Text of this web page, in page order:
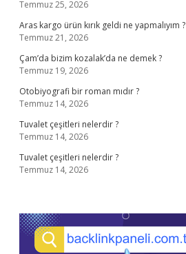
Temmuz 25, 2026
Aras kargo ürün kırık geldi ne yapmalıyım ?
Temmuz 21, 2026
Çam’da bizim kozalak’da ne demek ?
Temmuz 19, 2026
Otobiyografi bir roman mıdır ?
Temmuz 14, 2026
Tuvalet çeşitleri nelerdir ?
Temmuz 14, 2026
Tuvalet çeşitleri nelerdir ?
Temmuz 14, 2026